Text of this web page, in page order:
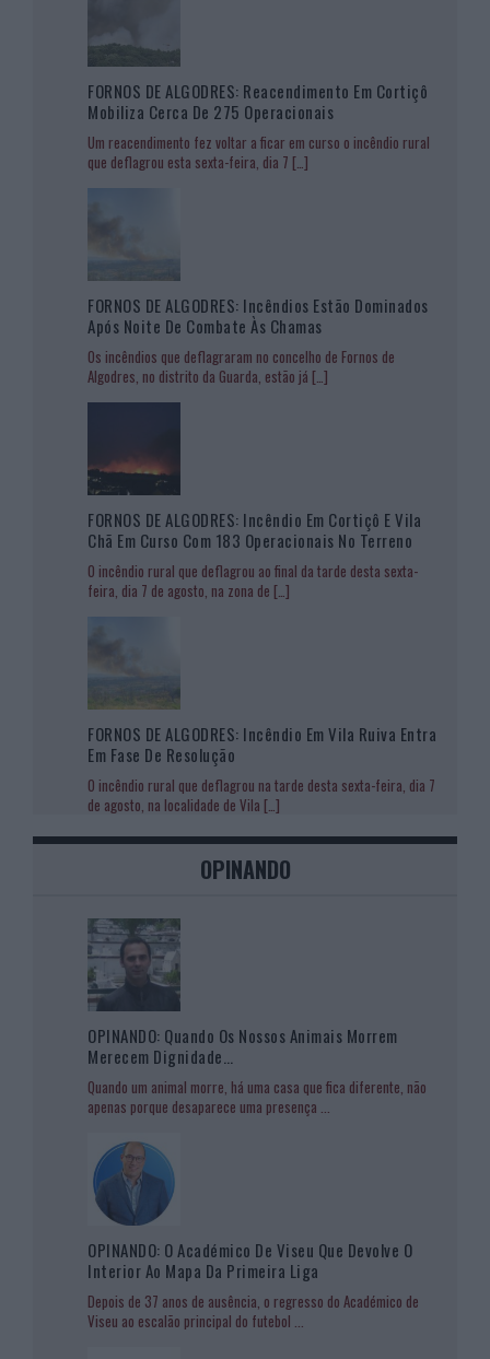
FORNOS DE ALGODRES: Reacendimento Em Cortiçô
Mobiliza Cerca De 275 Operacionais
Um reacendimento fez voltar a ficar em curso o incêndio rural
que deflagrou esta sexta-feira, dia 7 […]
FORNOS DE ALGODRES: Incêndios Estão Dominados
Após Noite De Combate Às Chamas
Os incêndios que deflagraram no concelho de Fornos de
Algodres, no distrito da Guarda, estão já […]
FORNOS DE ALGODRES: Incêndio Em Cortiçô E Vila
Chã Em Curso Com 183 Operacionais No Terreno
O incêndio rural que deflagrou ao final da tarde desta sexta-
feira, dia 7 de agosto, na zona de […]
FORNOS DE ALGODRES: Incêndio Em Vila Ruiva Entra
Em Fase De Resolução
O incêndio rural que deflagrou na tarde desta sexta-feira, dia 7
de agosto, na localidade de Vila […]
OPINANDO
OPINANDO: Quando Os Nossos Animais Morrem
Merecem Dignidade…
Quando um animal morre, há uma casa que fica diferente, não
apenas porque desaparece uma presença ...
OPINANDO: O Académico De Viseu Que Devolve O
Interior Ao Mapa Da Primeira Liga
Depois de 37 anos de ausência, o regresso do Académico de
Viseu ao escalão principal do futebol ...